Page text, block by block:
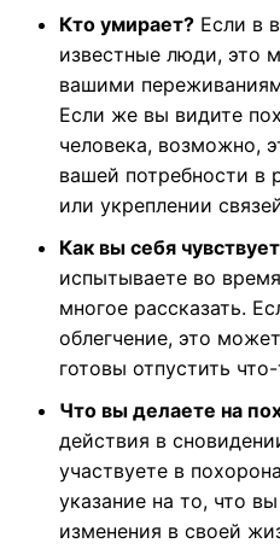
Кто умирает?Если в
известные люди, это
вашими
Если же вы видите
человека, возможно,
вашей потребности в
или укреплении
Как вы себя
испытываете во
многое рассказать.
облегчение, это
готовы отпустить
Что вы делаете на
действия в
участвуете в
указание на то, что
изменения в своей